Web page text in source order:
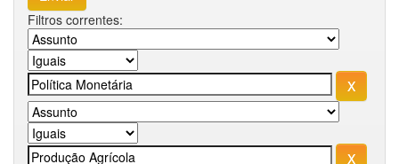
Filtros correntes: